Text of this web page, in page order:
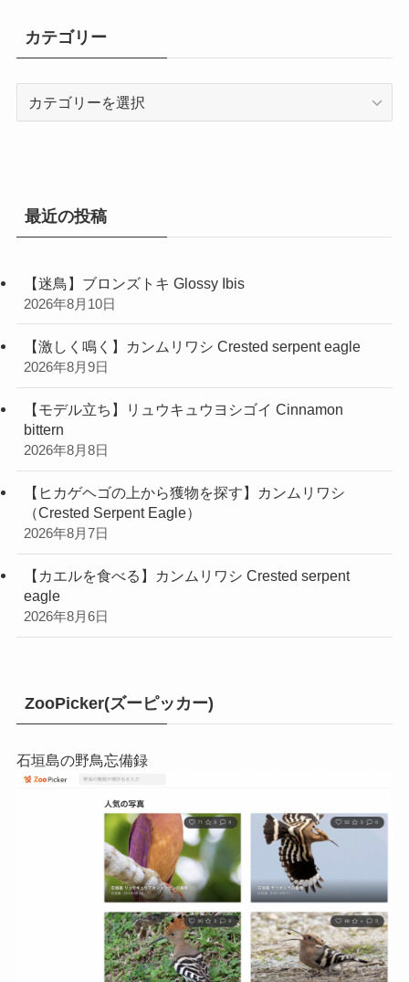
ブ
カテゴリー
最近の投稿
【迷鳥】ブロンズトキ Glossy Ibis
2026年8月10日
【激しく鳴く】カンムリワシ Crested serpent eagle
2026年8月9日
【モデル立ち】リュウキュウヨシゴイ Cinnamon
bittern
2026年8月8日
【ヒカゲヘゴの上から獲物を探す】カンムリワシ
（Crested Serpent Eagle）
2026年8月7日
【カエルを食べる】カンムリワシ Crested serpent
eagle
2026年8月6日
ZooPicker(ズーピッカー)
石垣島の野鳥忘備録